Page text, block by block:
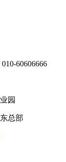
60606666
园
总部